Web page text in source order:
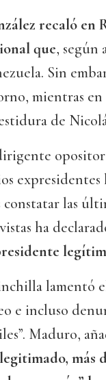
recaló en
que, según
Sin
mientras en
de
opositor
constatar las
ha
lamentó
e incluso
Maduro,
más